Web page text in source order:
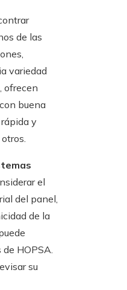
de las
variedad
ofrecen
buena
y
el
del panel,
de la
HOPSA.
su